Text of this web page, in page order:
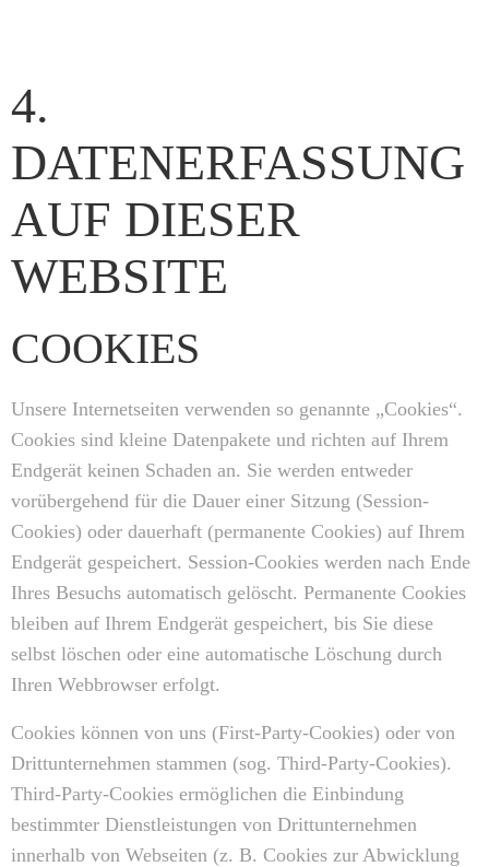
4.
DATENERFASSUNG
AUF DIESER
WEBSITE
COOKIES
Unsere Internetseiten verwenden so genannte „Cookies“.
Cookies sind kleine Datenpakete und richten auf Ihrem
Endgerät keinen Schaden an. Sie werden entweder
vorübergehend für die Dauer einer Sitzung (Session-
Cookies) oder dauerhaft (permanente Cookies) auf Ihrem
Endgerät gespeichert. Session-Cookies werden nach Ende
Ihres Besuchs automatisch gelöscht. Permanente Cookies
bleiben auf Ihrem Endgerät gespeichert, bis Sie diese
selbst löschen oder eine automatische Löschung durch
Ihren Webbrowser erfolgt.
Cookies können von uns (First-Party-Cookies) oder von
Drittunternehmen stammen (sog. Third-Party-Cookies).
Third-Party-Cookies ermöglichen die Einbindung
bestimmter Dienstleistungen von Drittunternehmen
innerhalb von Webseiten (z. B. Cookies zur Abwicklung